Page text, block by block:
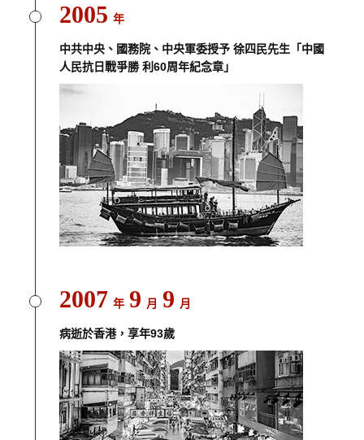
2005 年
中共中央、國務院、中央軍委授予 徐四民先生「中國
人民抗日戰爭勝 利60周年紀念章」
2007 年 9 月 9 月
病逝於香港，享年93歲